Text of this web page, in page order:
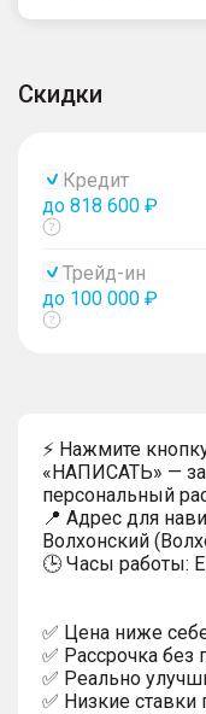
Скидки
Кредит
до 818 600 ₽
Показать
Трейд-ин
до 100 000 ₽
Показать
⚡ Нажмите
«НАПИСАТЬ» —
персональный
📍 Адрес для
Волхонский
🕒 Часы работы:
✅ Цена ниже
✅ Рассрочка без
✅ Реально
✅ Низкие ставки